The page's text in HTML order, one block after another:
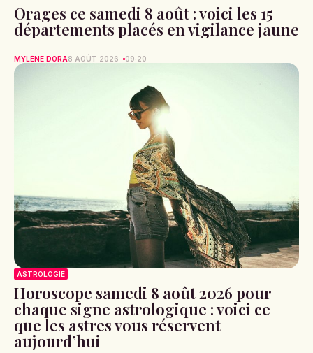
Orages ce samedi 8 août : voici les 15
départements placés en vigilance jaune
MYLÈNE DORA8 AOÛT 2026 09:20
ASTROLOGIE
Horoscope samedi 8 août 2026 pour
chaque signe astrologique : voici ce
que les astres vous réservent
aujourd’hui